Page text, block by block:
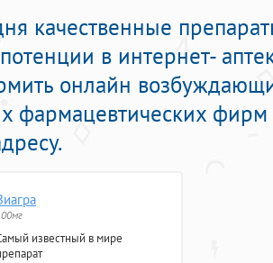
качественные
в интернет-
онлайн
фармацевтических фирм
известный в мире